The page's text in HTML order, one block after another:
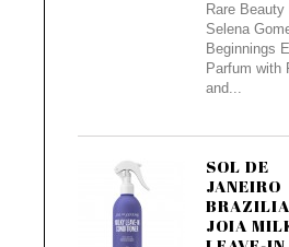
Rare Beauty
Selena
Beginnings
Parfum with
and...
SOL DE
JANEIRO
JOIA